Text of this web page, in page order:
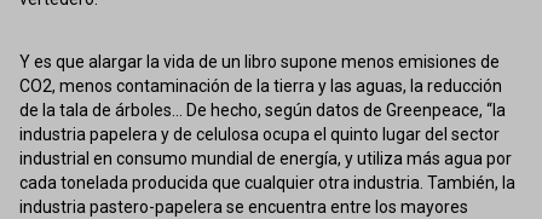
Y es que alargar la vida de un libro supone menos emisiones de
CO2, menos contaminación de la tierra y las aguas, la reducción
de la tala de árboles... De hecho, según datos de Greenpeace, “la
industria papelera y de celulosa ocupa el quinto lugar del sector
industrial en consumo mundial de energía, y utiliza más agua por
cada tonelada producida que cualquier otra industria. También, la
industria pastero-papelera se encuentra entre los mayores